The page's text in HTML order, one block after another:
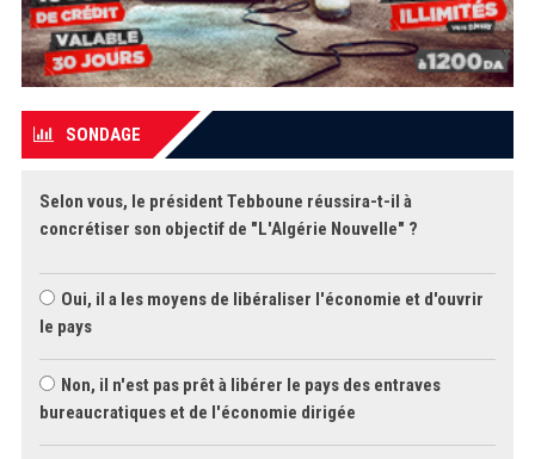
SONDAGE
Selon vous, le président Tebboune réussira-t-il à
concrétiser son objectif de "L'Algérie Nouvelle" ?
Oui, il a les moyens de libéraliser l'économie et d'ouvrir
le pays
Non, il n'est pas prêt à libérer le pays des entraves
bureaucratiques et de l'économie dirigée